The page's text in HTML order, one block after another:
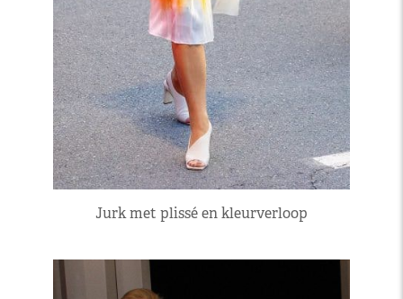
Jurk met plissé en kleurverloop